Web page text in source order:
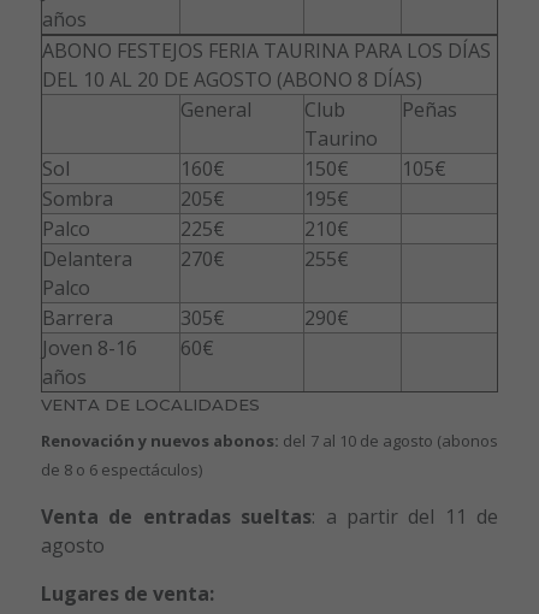
años
ABONO FESTEJOS FERIA TAURINA PARA LOS DÍAS
DEL 10 AL 20 DE AGOSTO (ABONO 8 DÍAS)
General
Club
Taurino
Peñas
Sol 160€ 150€
105€
Sombra
205€
195€
Palco
225€
210€
Delantera
Palco
270€ 255€
Barrera 305€
290€
Joven 8-16
años
60€
VENTA DE LOCALIDADES
Renovación y nuevos abonos: del 7 al 10 de agosto (abonos
de 8 o 6 espectáculos)
Venta de entradas sueltas: a partir del 11 de
agosto
Lugares de venta: